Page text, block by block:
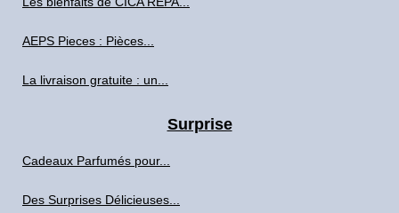
AEPS Pieces : Pièces...
La livraison gratuite : un...
Surprise
Cadeaux Parfumés pour...
Des Surprises Délicieuses...